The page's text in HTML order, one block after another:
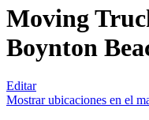
Moving
Boynton
Editar
Mostrar ubicaciones en el